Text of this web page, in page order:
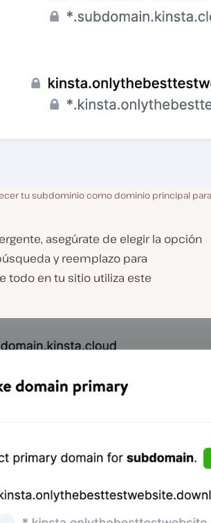
tu subdominio como dominio principal
asegúrate de elegir la opción
y reemplazo para
todo en tu sitio utiliza este